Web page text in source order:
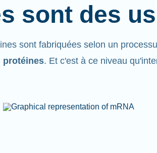
sont des
sont fabriquées selon un
protéines. Et c'est à ce niveau